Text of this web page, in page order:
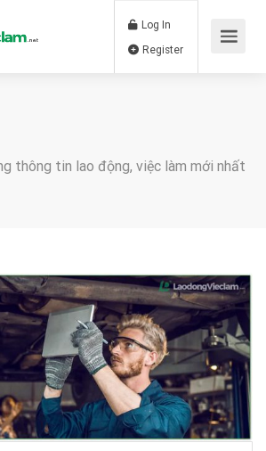
Log In
thông tin lao động, việc làm mới nhất